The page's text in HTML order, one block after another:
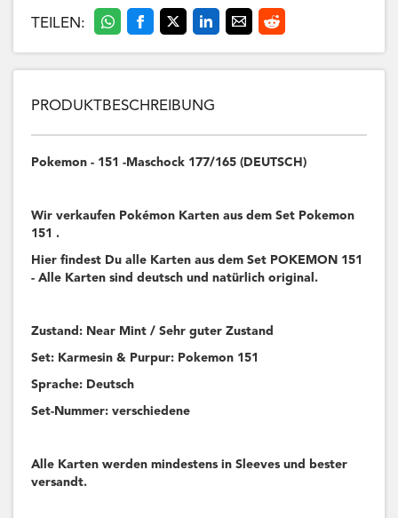
TEILEN:
PRODUKTBESCHREIBUNG
Pokemon - 151 -Maschock 177/165 (DEUTSCH)
Wir verkaufen Pokémon Karten aus dem Set Pokemon
151 .
Hier findest Du alle Karten aus dem Set POKEMON 151
- Alle Karten sind deutsch und natürlich original.
Zustand: Near Mint / Sehr guter Zustand
Set: Karmesin & Purpur: Pokemon 151
Sprache: Deutsch
Set-Nummer: verschiedene
Alle Karten werden mindestens in Sleeves und bester
versandt.